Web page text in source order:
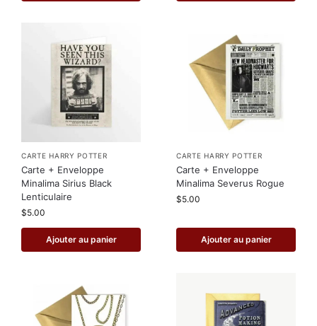
CARTE HARRY POTTER
Carte + Enveloppe
Minalima Sirius Black
Lenticulaire
$5.00
Ajouter au panier
CARTE HARRY POTTER
Carte + Enveloppe
Minalima Severus Rogue
$5.00
Ajouter au panier